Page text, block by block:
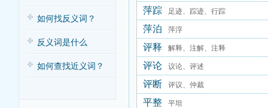
如何找反义词？
反义词是什么
如何查找近义词？
萍踪 足迹、踪迹、行踪
萍泊 萍浮
评释 解释、注解、注释
评论 议论、评述
评断 评议、仲裁
平整 平坦